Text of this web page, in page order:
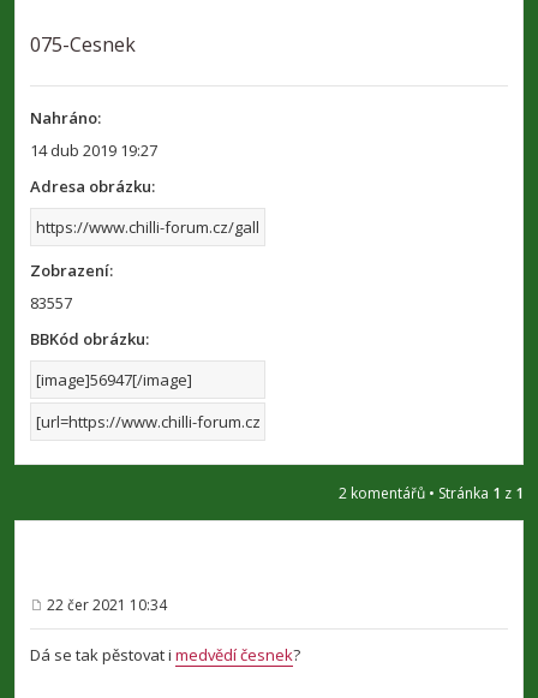
075-Cesnek
Nahráno:
14 dub 2019 19:27
Adresa obrázku:
Zobrazení:
83557
BBKód obrázku:
2 komentářů • Stránka 1 z 1
ř
í
22 čer 2021 10:34
Dá se tak pěstovat i medvědí česnek?